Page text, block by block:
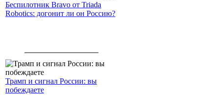
Беспилотник Bravo от Triada
Robotics: догонит ли он Россию?
Трамп и сигнал России: вы
побеждаете